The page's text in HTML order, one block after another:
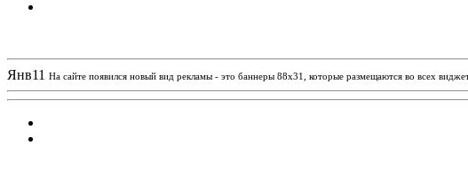
Янв11 На сайте появился новый вид рекламы - это баннеры 88х31, которые размещаются во всех